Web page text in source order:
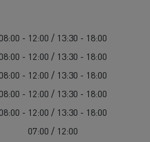
08:00 - 12:00 / 13:30 - 18:00
08:00 - 12:00 / 13:30 - 18:00
08:00 - 12:00 / 13:30 - 18:00
08:00 - 12:00 / 13:30 - 18:00
08:00 - 12:00 / 13:30 - 18:00
07:00 / 12:00